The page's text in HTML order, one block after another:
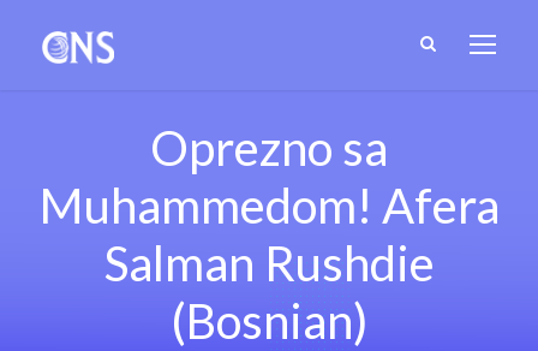
Oprezno sa
Muhammedom! Afera
Salman Rushdie
(Bosnian)